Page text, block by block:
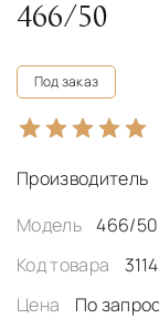
466/50
Под заказ
Производитель
Модель
466/50
Код товара
Цена
По